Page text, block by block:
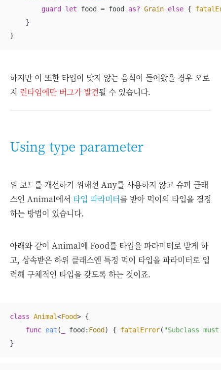
guard let food = food as? Grain else {
    }
}
하지만 이 또한 타입이 맞지 않는 음식이 들어왔을 경우 오로
지 런타임에만 버그가 발견될 수 있습니다.
Using type parameter
위 코드를 개선하기 위해선 Any를 사용하지 않고 슈퍼 클래
스인 Animal에서 타입 파라미터를 받아 먹이의 타입을 결정
하는 방법이 있습니다.
아래와 같이 Animal에 Food를 타입을 파라미터로 받게 하
고, 상속받은 하위 클래스엔 특정 먹이 타입을 파라미터로 입
력해 구체적인 타입을 갖도록 하는 것이죠.
class Animal<Food> {
func eat ( food: Food) { fatalError( "Subclass
}